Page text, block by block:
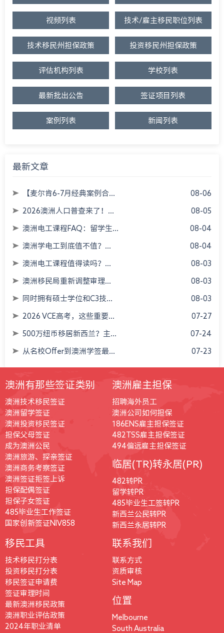
视频列表 技术/雇主移民职位列表
技术移民州担保政策 投资移民州担保政策
评估机构列表 学校列表
最新批出公告 签证项目列表
案例列表 新闻列表
最新文章
【麦尔肯6-7月经典案例合... 08-06
2026澳洲人口普查来了！... 08-05
澳洲电工课程FAQ：留学生... 08-04
澳洲学电工到底值不值？... 08-04
澳洲电工课程值得读吗？... 08-03
澳洲移民局重新调整审理... 08-03
同时拥有硕士学位和C3技... 08-03
2026 VCE高考，这些重要... 07-27
500万纽币移居新西兰？主... 07-24
从名校Offer到澳洲学签最... 07-23
澳洲有那些签证类别
澳洲技术移民签证
澳洲留学签证
澳洲投资移民签证
担保父母签证
成为澳洲公民
澳洲旅游、探亲签证
澳洲商务考察签证
澳洲签证拒签上诉
担保配偶签证
担保子女签证
485毕业生工作签证
国家创新签证NIV858
澳洲雇主担保
招聘海外员工
澳洲公司如何担保
186ENS雇主担保签证
482TSS雇主担保签证
494偏远雇主担保签证
临居(TR)转永居(PR)
482转PR
留学转PR
485毕业生工签转PR
新西兰公民转PR
新西兰永居转PR
移民工具
技术移民打分表
投资移民打分表
移民签证申请费
签证审理时间
最新澳洲移民政策
澳洲职业评估政策
2024年职业清单
联系我们
联系方式
资质审核
Site Map
位置
Melbourne
South Australia